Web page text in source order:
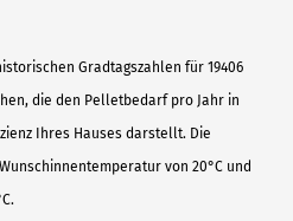
Gradtagszahlen für 19406
die den Pelletbedarf pro Jahr in
Ihres Hauses darstellt. Die
von 20°C und